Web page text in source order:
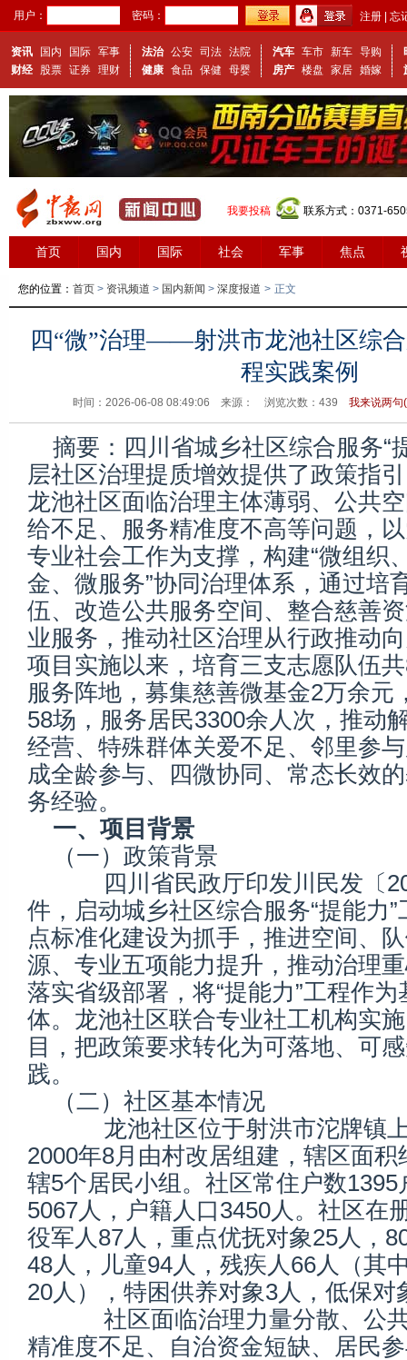
用户： 密码： 注册 忘
资讯 国内 国际 军事
财经
股票 证券 理财
法治 公安 司法 法院
健康 食品 保健 母婴
汽车 车市 新车 导购
房产 楼盘 家居 婚嫁
我要投稿 联系方式：0371-
首页 国内 国际 社会 军事 焦点
您的位置： 首页 > 资讯频道 > 国内新闻 > 深度报道 > 正文
四“微”治理——射洪市龙池社区综
程实践案例
时间：2026-06-08 08:49:06 来源： 浏览次数： 439 我来说两句(
摘要：四川省城乡社区综合服务“
层社区治理提质增效提供了政策指
龙池社区面临治理主体薄弱、公共
给不足、服务精准度不高等问题，
专业社会工作为支撑，构建“微组织
金、微服务”协同治理体系，通过培
伍、改造公共服务空间、整合慈善
业服务，推动社区治理从行政推动
项目实施以来，培育三支志愿队伍
服务阵地，募集慈善微基金2万余元
58场，服务居民3300余人次，推动
经营、特殊群体关爱不足、邻里参
成全龄参与、四微协同、常态长效
务经验。
一、项目背景
（一）政策背景
四川省民政厅印发川民发〔
件，启动城乡社区综合服务“提能力
点标准化建设为抓手，推进空间、
源、专业五项能力提升，推动治理
落实省级部署，将“提能力”工程作
体。龙池社区联合专业社工机构实施
目，把政策要求转化为可落地、可
践。
（二）社区基本情况
龙池社区位于射洪市沱牌镇上
2000年8月由村改居组建，辖区面
辖5个居民小组。社区常住户数1395
5067人，户籍人口3450人。社区在
役军人87人，重点优抚对象25人，
48人，儿童94人，残疾人66人（其
20人），特困供养对象3人，低保对
社区面临治理力量分散、公共
精准度不足、自治资金短缺、居民